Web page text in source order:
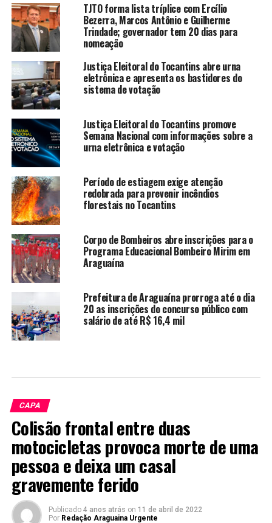
TJTO forma lista tríplice com Ercílio
Bezerra, Marcos Antônio e Guilherme
Trindade; governador tem 20 dias para
nomeação
Justiça Eleitoral do Tocantins abre urna
eletrônica e apresenta os bastidores do
sistema de votação
Justiça Eleitoral do Tocantins promove
Semana Nacional com informações sobre a
urna eletrônica e votação
Período de estiagem exige atenção
redobrada para prevenir incêndios
florestais no Tocantins
Corpo de Bombeiros abre inscrições para o
Programa Educacional Bombeiro Mirim em
Araguaína
Prefeitura de Araguaína prorroga até o dia
20 as inscrições do concurso público com
salário de até R$ 16,4 mil
CAPA
Colisão frontal entre duas
motocicletas provoca morte de uma
pessoa e deixa um casal
gravemente ferido
Publicado 4 anos atrás on 11 de abril de 2022
Por Redação Araguaina Urgente